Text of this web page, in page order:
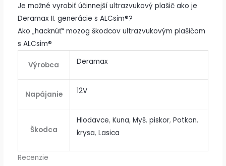
Je možné vyrobiť účinnejší ultrazvukový plašič ako je
Deramax II. generácie s ALCsim®?
Ako „hacknúť“ mozog škodcov ultrazvukovým plašičom
s ALCsim®
Výrobca Deramax
Napájanie 12V
Škodca
Hlodavce,Kuna,Myš,piskor,Potkan,
krysa,Lasica
Recenzie